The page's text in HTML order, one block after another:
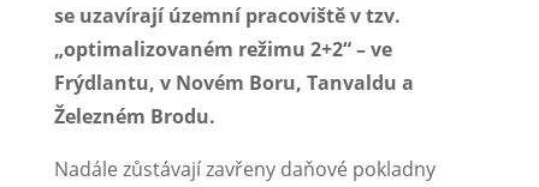
se uzavírají územní pracoviště v tzv.
„optimalizovaném režimu 2+2“ – ve
Frýdlantu, v Novém Boru, Tanvaldu a
Železném Brodu.
Nadále zůstávají zavřeny daňové pokladny